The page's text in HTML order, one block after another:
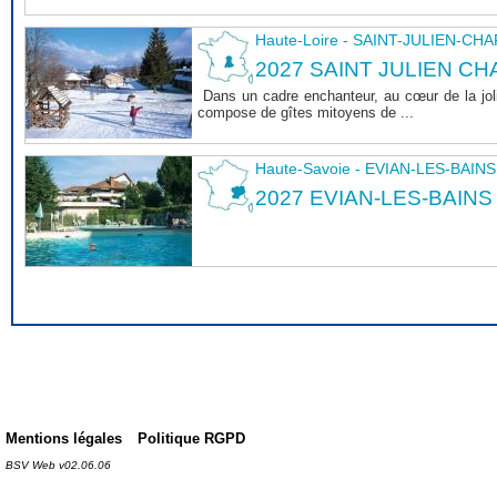
Haute-Loire - SAINT-JULIEN-
2027 SAINT JULIEN
Dans un cadre enchanteur, au cœur de la
compose de gîtes mitoyens de ...
Haute-Savoie - EVIAN-LES-BAINS
2027 EVIAN-LES-BAINS
Mentions légales Politique RGPD
BSV Web v02.06.06